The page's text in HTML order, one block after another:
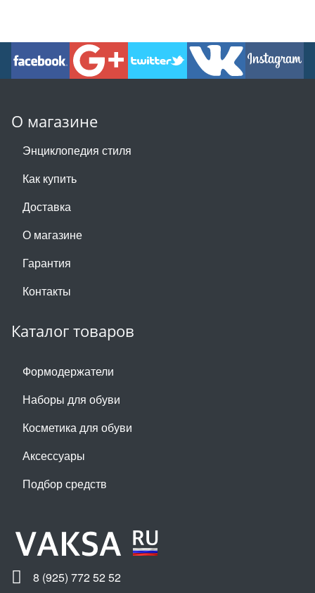
О магазине
Энциклопедия стиля
Как купить
Доставка
О магазине
Гарантия
Контакты
Каталог товаров
Формодержатели
Наборы для обуви
Косметика для обуви
Аксессуары
Подбор средств
8 (925) 772 52 52